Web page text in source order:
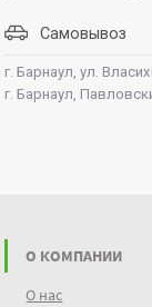
Самовывоз
г. Барнаул, ул.
г. Барнаул,
О КОМПАНИИ
О нас